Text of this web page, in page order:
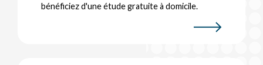
bénéficiez d'une étude gratuite à domicile.